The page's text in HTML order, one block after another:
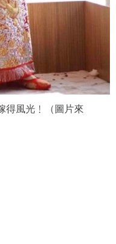
得風光﹗（圖片來